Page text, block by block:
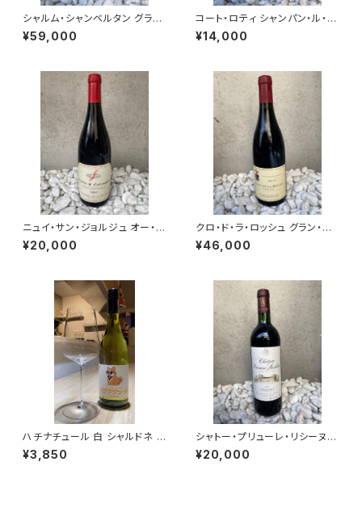
シャルム・シャンベルタン グラ
ン・クリュ 2011/ ドメーヌ・ダヴィ
ド・デュバン
¥59,000
コート・ロティ シャンパン・ル・セ
ニュール 2002/ドメーヌ・ジャ
ン・ミシェル・ジュラン
¥14,000
ニュイ・サン・ジョルジュ オー・ラ
ヴィエール 2007/ドメーヌ・ジャ
ン・グリヴォ
¥20,000
クロ・ド・ラ・ロッシュ グラン・ク
リュ 2013/カスタニエ
¥46,000
ハチナチュール 白 シャルドネ 2
025/フラム・ワインズ
¥3,850
シャトー・プリューレ・リシーヌ 2
000
¥20,000